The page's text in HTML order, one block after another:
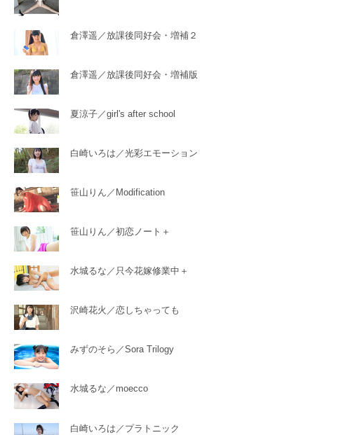
倉澤遥／放課後同好会・増補２
倉澤遥／放課後同好会・増補版
夏涼子／girl's after school
白崎いろは／光彩エモーション
笹山りん／Modification
笹山りん／初恋ノート＋
水城るな／只今花嫁修業中＋
沢崎花火／恋しちゃっても
みずのそら／Sora Trilogy
水城るな／moecco
白崎いろは／プラトニック